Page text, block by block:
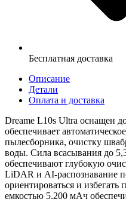
Бесплатная доставка
Описание
Детали
Оплата и доставка
Dreame L10s Ultra оснащен
обеспечивает
пылесборника, очистку
воды. Сила всасывания до
обеспечивают глубокую
LiDAR и AI-распознавание
ориентироваться и
емкостью 5,200 мАч